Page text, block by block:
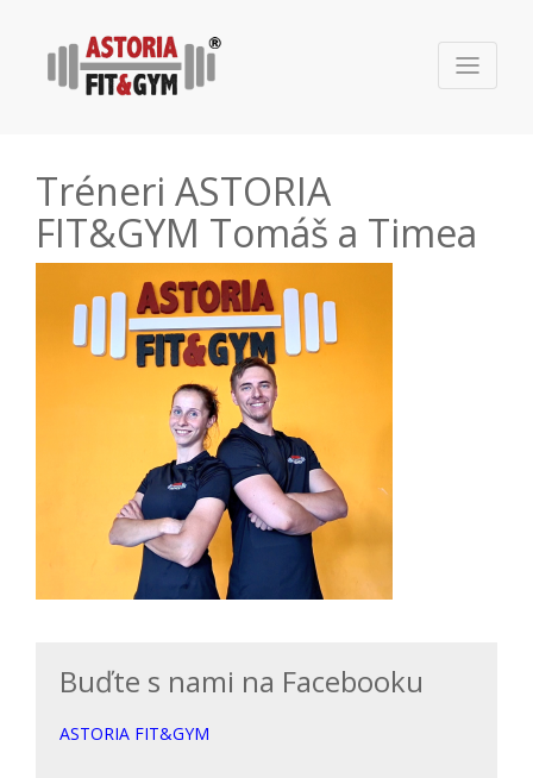
Tréneri ASTORIA
FIT&GYM Tomáš a Timea
Buďte s nami na Facebooku
ASTORIA FIT&GYM